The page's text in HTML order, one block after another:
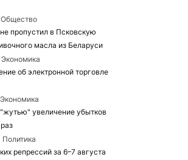
Общество
пропустил в Псковскую
масла из Беларуси
Экономика
об электронной торговле
Экономика
увеличение убытков
Политика
репрессий за 6–7 августа